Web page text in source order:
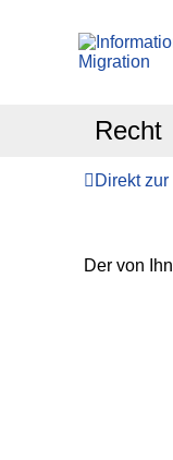
Recht
Direkt
Der von